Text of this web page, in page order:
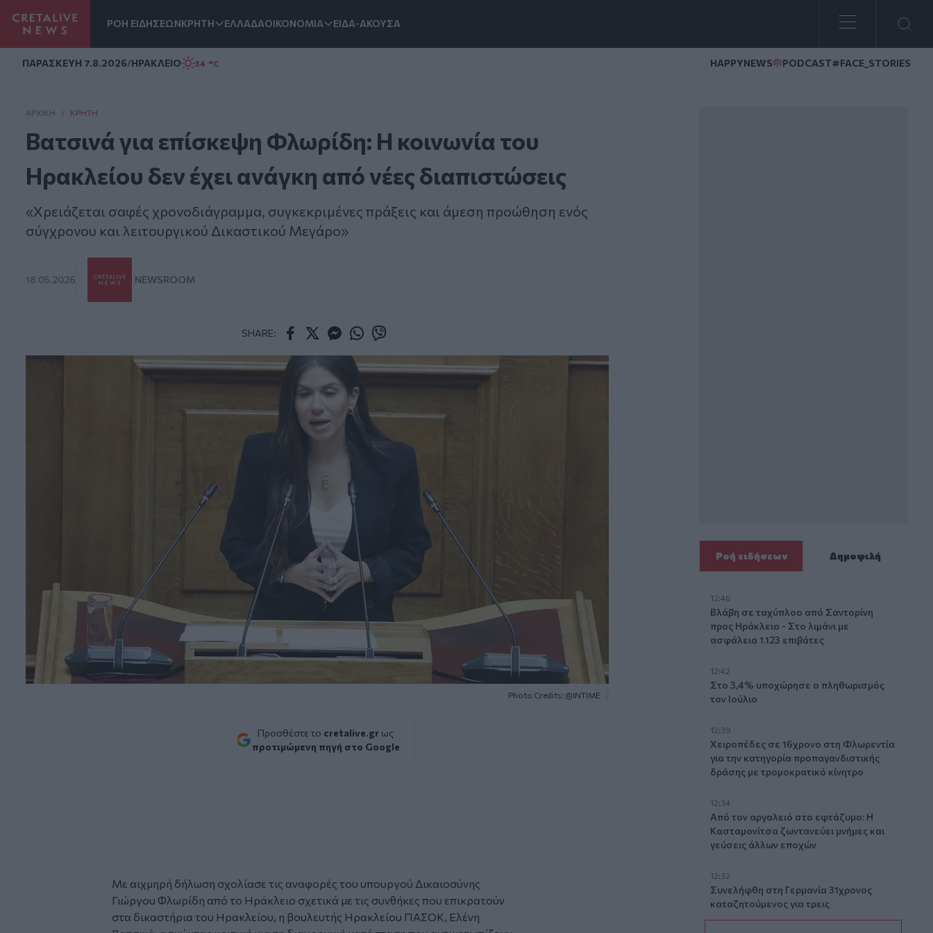
ΡΟΗ ΕΙΔΗΣΕΩΝΚΡΗΤΗ ΕΛΛΑΔΑΟΙΚΟΝΟΜΙΑ ΕΙΔΑ-ΑΚΟΥΣΑ
ΠΑΡΑΣΚΕΥΗ 7.8.2026/ΗΡΑΚΛΕΙΟ 34 °C HAPPYNEWS PODCAST#FACE_STORIES
ΑΡΧΙΚΗ / ΚΡΉΤΗ
Βατσινά για επίσκεψη Φλωρίδη: Η κοινωνία του
Ηρακλείου δεν έχει ανάγκη από νέες διαπιστώσεις
«Χρειάζεται σαφές χρονοδιάγραμμα, συγκεκριμένες πράξεις και άμεση προώθηση ενός
σύγχρονου και λειτουργικού Δικαστικού Μεγάρο»
18.05.2026 NEWSROOM
SHARE:
Photo Credits: @INTIME
Προσθέστε το cretalive.gr ως
προτιμώμενη πηγή στο Google
Με αιχμηρή δήλωση σχολίασε τις αναφορές του υπουργού Δικαιοσύνης
Γιώργου Φλωρίδη από το Ηράκλειο σχετικά με τις συνθήκες που επικρατούν
στα δικαστήρια του Ηρακλείου, η βουλευτής Ηρακλείου ΠΑΣΟΚ, Ελένη
Ροή ειδήσεων Δημοφιλή
12:46
Βλάβη σε ταχύπλοο από Σαντορίνη
προς Ηράκλειο - Στο λιμάνι με
ασφάλεια 1.123 επιβάτες
12:42
Στο 3,4% υποχώρησε ο πληθωρισμός
τον Ιούλιο
12:39
Xειροπέδες σε 16χρονο στη Φλωρεντία
για την κατηγορία προπαγανδιστικής
δράσης με τρομοκρατικό κίνητρο
12:34
Από τον αργαλειό στο εφτάζυμο: Η
Κασταμονίτσα ζωντανεύει μνήμες και
γεύσεις άλλων εποχών
12:32
Συνελήφθη στη Γερμανία 31χρονος
καταζητούμενος για τρεις
ανθρωποκτονίες στην Ελλάδα